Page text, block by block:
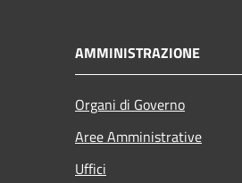
AMMINISTRAZIONE
Organi di Governo
Aree Amministrative
Uffici